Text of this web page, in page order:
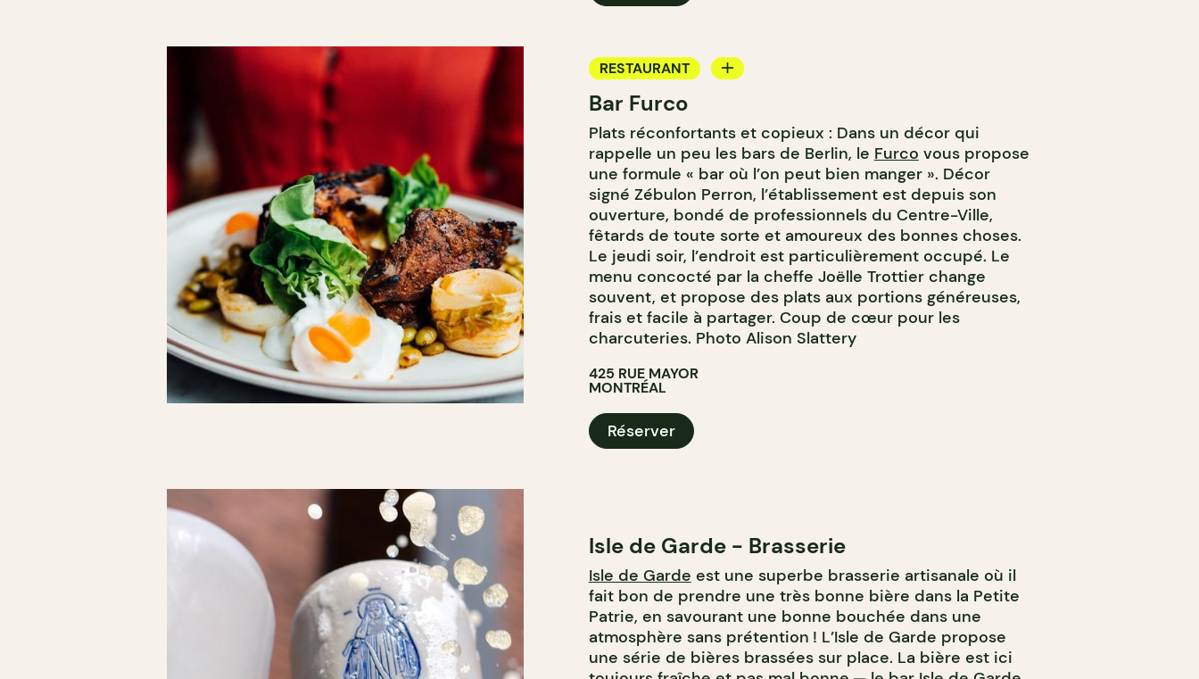
RESTAURANT
BAR
BAR À VIN
Bar Furco
Plats réconfortants et copieux : Dans un décor qui
rappelle un peu les bars de Berlin, le Furco vous propose
une formule « bar où l’on peut bien manger ». Décor
signé Zébulon Perron, l’établissement est depuis son
ouverture, bondé de professionnels du Centre-Ville,
fêtards de toute sorte et amoureux des bonnes choses.
Le jeudi soir, l’endroit est particulièrement occupé. Le
menu concocté par la cheffe Joëlle Trottier change
souvent, et propose des plats aux portions généreuses,
frais et facile à partager. Coup de cœur pour les
charcuteries. Photo Alison Slattery
425 RUE MAYOR
MONTRÉAL
Réserver
Isle de Garde - Brasserie
Isle de Garde est une superbe brasserie artisanale où il
fait bon de prendre une très bonne bière dans la Petite
Patrie, en savourant une bonne bouchée dans une
atmosphère sans prétention ! L’Isle de Garde propose
une série de bières brassées sur place. La bière est ici